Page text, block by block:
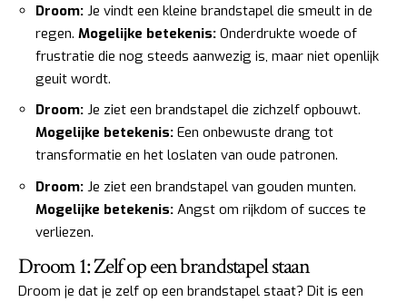
Droom: Je vindt een kleine brandstapel die smeult in de
regen. Mogelijke betekenis: Onderdrukte woede of
frustratie die nog steeds aanwezig is, maar niet openlijk
geuit wordt.
Droom: Je ziet een brandstapel die zichzelf opbouwt.
Mogelijke betekenis: Een onbewuste drang tot
transformatie en het loslaten van oude patronen.
Droom: Je ziet een brandstapel van gouden munten.
Mogelijke betekenis: Angst om rijkdom of succes te
verliezen.
Droom 1: Zelf op een brandstapel staan
Droom je dat je zelf op een brandstapel staat? Dit is een